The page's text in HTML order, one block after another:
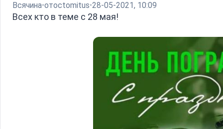
Всячина отoctomitus 28-05-2021, 10:09
Всех кто в теме с 28 мая!